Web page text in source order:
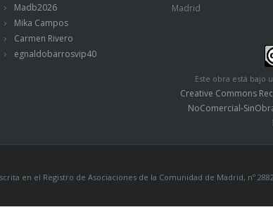
Madb2026
Mika Campos
Carmen Rivero
egnaldobarrosvip40
Madrid
Este obra está bajo
Creative Commons
NoComercial-
en el Registro de Asociaciones de la Comunidad de Madrid, nº